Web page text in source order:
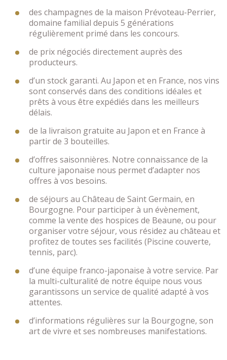
des champagnes de la maison Prévoteau-Perrier,
domaine familial depuis 5 générations
régulièrement primé dans les concours.
de prix négociés directement auprès des
producteurs.
d’un stock garanti. Au Japon et en France, nos vins
sont conservés dans des conditions idéales et
prêts à vous être expédiés dans les meilleurs
délais.
de la livraison gratuite au Japon et en France à
partir de 3 bouteilles.
d’offres saisonnières. Notre connaissance de la
culture japonaise nous permet d’adapter nos
offres à vos besoins.
de séjours au Château de Saint Germain, en
Bourgogne. Pour participer à un évènement,
comme la vente des hospices de Beaune, ou pour
organiser votre séjour, vous résidez au château et
profitez de toutes ses facilités (Piscine couverte,
tennis, parc).
d’une équipe franco-japonaise à votre service. Par
la multi-culturalité de notre équipe nous vous
garantissons un service de qualité adapté à vos
attentes.
d’informations régulières sur la Bourgogne, son
art de vivre et ses nombreuses manifestations.